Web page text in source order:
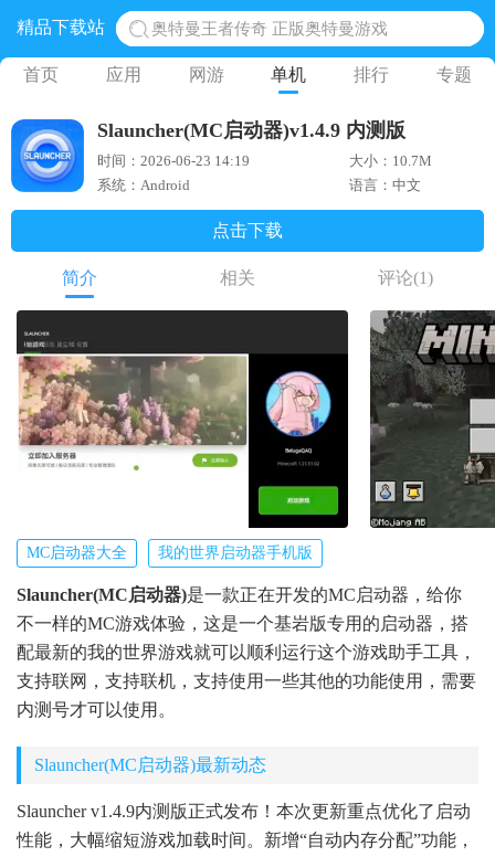
精品下载站
地铁跑酷体验服国际服 地铁跑酷体验服版本
网易光遇手游正版 点亮星空共庆周年
蛋仔派对下载 蛋仔派对体验服
首页 应用 网游 单机 排行 专题
Slauncher(MC启动器)v1.4.9 内测版
时间：2026-06-23 14:19
大小：10.7M
系统：Android
语言：中文
点击下载
简介 相关 评论(1)
MC启动器大全 我的世界启动器手机版
Slauncher(MC启动器)是一款正在开发的MC启动器，给你
不一样的MC游戏体验，这是一个基岩版专用的启动器，搭
配最新的我的世界游戏就可以顺利运行这个游戏助手工具，
支持联网，支持联机，支持使用一些其他的功能使用，需要
内测号才可以使用。
Slauncher(MC启动器)最新动态
Slauncher v1.4.9内测版正式发布！本次更新重点优化了启动
性能，大幅缩短游戏加载时间。新增“自动内存分配”功能，